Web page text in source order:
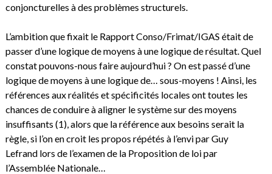
conjoncturelles à des problèmes structurels.
L’ambition que fixait le Rapport Conso/Frimat/IGAS était de
passer d’une logique de moyens à une logique de résultat. Quel
constat pouvons-nous faire aujourd’hui ? On est passé d’une
logique de moyens à une logique de… sous-moyens ! Ainsi, les
références aux réalités et spécificités locales ont toutes les
chances de conduire à aligner le système sur des moyens
insuffisants (1), alors que la référence aux besoins serait la
règle, si l’on en croit les propos répétés à l’envi par Guy
Lefrand lors de l’examen de la Proposition de loi par
l’Assemblée Nationale…